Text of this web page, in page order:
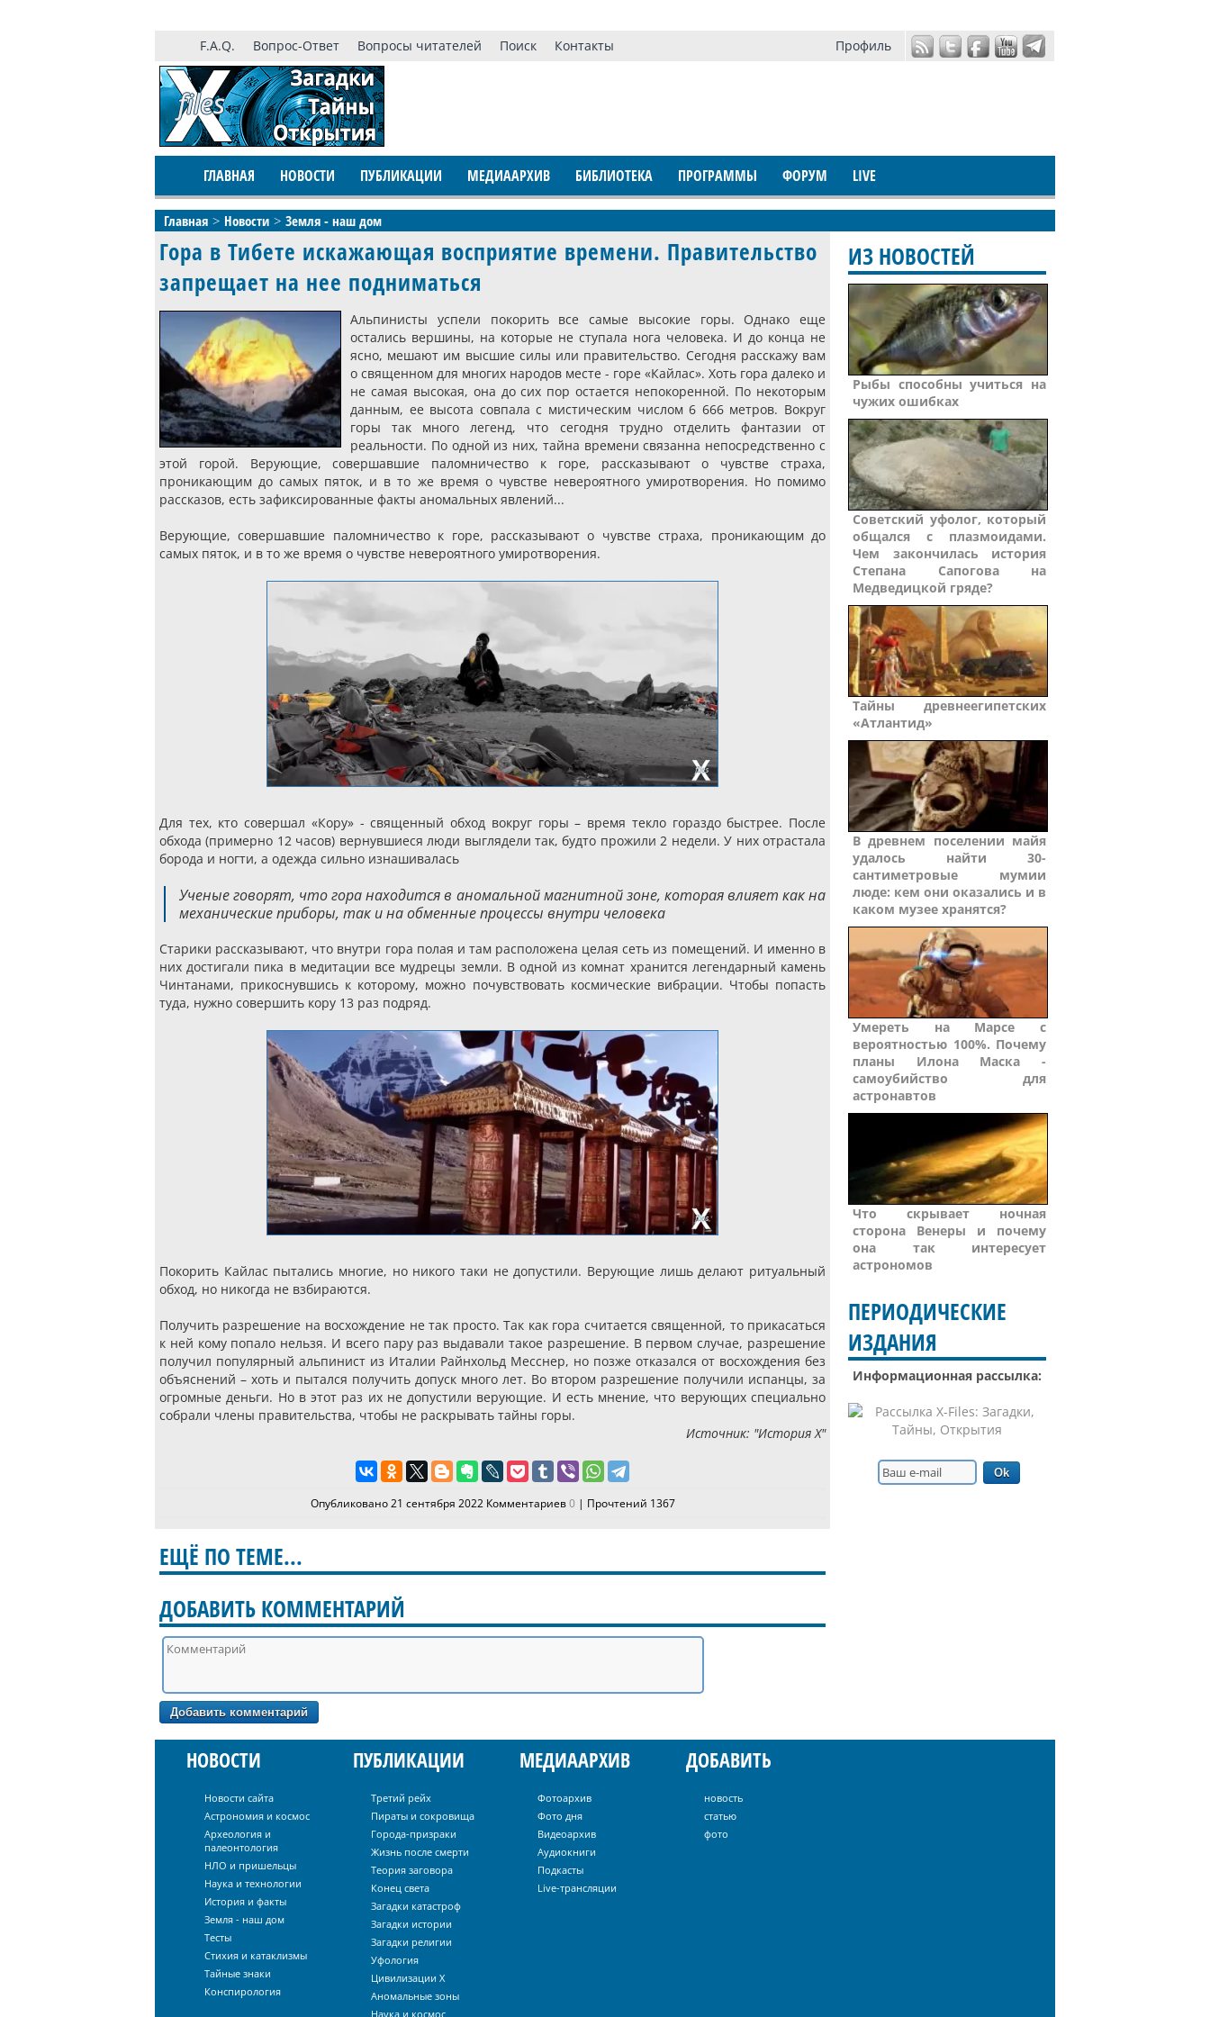
F.A.Q. Вопрос-Ответ Вопросы читателей Поиск Контакты Профиль
ГЛАВНАЯ НОВОСТИ ПУБЛИКАЦИИ МЕДИААРХИВ БИБЛИОТЕКА ПРОГРАММЫ ФОРУМ LIVE
Главная Новости Земля - наш дом
Гора в Тибете искажающая восприятие времени. Правительство
запрещает на нее подниматься
Альпинисты успели покорить все самые высокие горы. Однако еще
остались вершины, на которые не ступала нога человека. И до конца не
ясно, мешают им высшие силы или правительство. Сегодня расскажу вам
о священном для многих народов месте - горе «Кайлас». Хоть гора далеко и
не самая высокая, она до сих пор остается непокоренной. По некоторым
данным, ее высота совпала с мистическим числом 6 666 метров. Вокруг
горы так много легенд, что сегодня трудно отделить фантазии от
реальности. По одной из них, тайна времени связанна непосредственно с
этой горой. Верующие, совершавшие паломничество к горе, рассказывают о чувстве страха,
проникающим до самых пяток, и в то же время о чувстве невероятного умиротворения. Но помимо
рассказов, есть зафиксированные факты аномальных явлений...
Верующие, совершавшие паломничество к горе, рассказывают о чувстве страха, проникающим до
самых пяток, и в то же время о чувстве невероятного умиротворения.
Для тех, кто совершал «Кору» - священный обход вокруг горы – время текло гораздо быстрее. После
обхода (примерно 12 часов) вернувшиеся люди выглядели так, будто прожили 2 недели. У них отрастала
борода и ногти, а одежда сильно изнашивалась
Ученые говорят, что гора находится в аномальной магнитной зоне, которая влияет как на
механические приборы, так и на обменные процессы внутри человека
Старики рассказывают, что внутри гора полая и там расположена целая сеть из помещений. И именно в
них достигали пика в медитации все мудрецы земли. В одной из комнат хранится легендарный камень
Чинтанами, прикоснувшись к которому, можно почувствовать космические вибрации. Чтобы попасть
туда, нужно совершить кору 13 раз подряд.
Покорить Кайлас пытались многие, но никого таки не допустили. Верующие лишь делают ритуальный
обход, но никогда не взбираются.
Получить разрешение на восхождение не так просто. Так как гора считается священной, то прикасаться
к ней кому попало нельзя. И всего пару раз выдавали такое разрешение. В первом случае, разрешение
получил популярный альпинист из Италии Райнхольд Месснер, но позже отказался от восхождения без
объяснений – хоть и пытался получить допуск много лет. Во втором разрешение получили испанцы, за
огромные деньги. Но в этот раз их не допустили верующие. И есть мнение, что верующих специально
собрали члены правительства, чтобы не раскрывать тайны горы.
Источник: "История Х"
Опубликовано 21 сентября 2022 Комментариев0| Прочтений 1367
ЕЩЁ ПО ТЕМЕ...
ДОБАВИТЬ КОММЕНТАРИЙ
ИЗ НОВОСТЕЙ
Рыбы способны учиться на
чужих ошибках
Советский уфолог, который
общался с плазмоидами.
Чем закончилась история
Степана Сапогова на
Медведицкой гряде?
Тайны древнеегипетских
«Атлантид»
В древнем поселении майя
удалось найти 30-
сантиметровые мумии
люде: кем они оказались и в
каком музее хранятся?
Умереть на Марсе с
вероятностью 100%. Почему
планы Илона Маска -
самоубийство для
астронавтов
Что скрывает ночная
сторона Венеры и почему
она так интересует
астрономов
ПЕРИОДИЧЕСКИЕ
ИЗДАНИЯ
Информационная рассылка:
НОВОСТИ
Новости сайта
Астрономия и космос
Археология и
палеонтология
НЛО и пришельцы
Наука и технологии
История и факты
Земля - наш дом
Тесты
Стихия и катаклизмы
Тайные знаки
Конспирология
ПУБЛИКАЦИИ
Третий рейх
Пираты и сокровища
Города-призраки
Жизнь после смерти
Теория заговора
Конец света
Загадки катастроф
Загадки истории
Загадки религии
Уфология
Цивилизации Х
Аномальные зоны
Наука и космос
МЕДИААРХИВ
Фотоархив
Фото дня
Видеоархив
Аудиокниги
Подкасты
Live-трансляции
ДОБАВИТЬ
новость
статью
фото